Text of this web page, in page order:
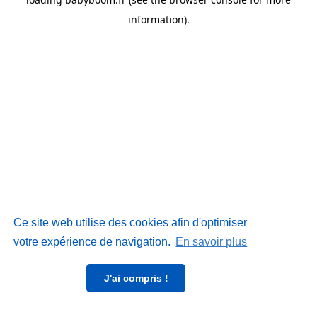
Ce site web utilise des cookies afin d'optimiser
votre expérience de navigation. En savoir plus
J'ai compris !
information).